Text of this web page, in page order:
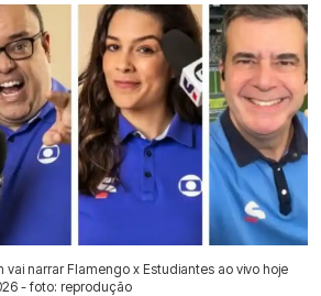
vai narrar Flamengo x Estudiantes ao vivo hoje
- foto: reprodução